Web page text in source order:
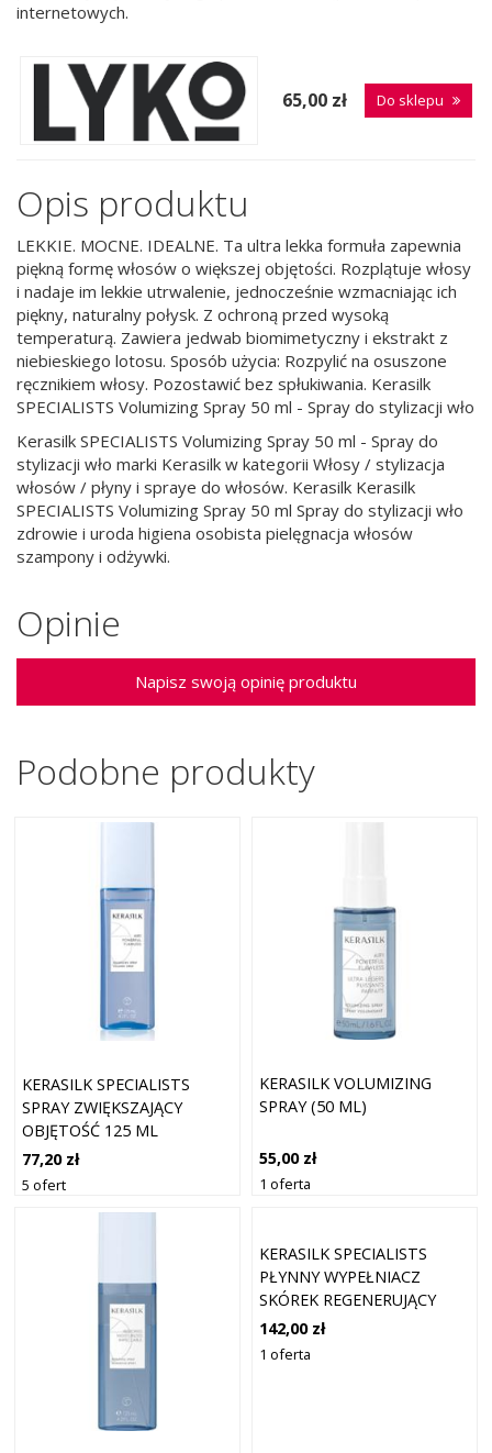
internetowych.
65,00 zł Do sklepu
Opis produktu
LEKKIE. MOCNE. IDEALNE. Ta ultra lekka formuła zapewnia
piękną formę włosów o większej objętości. Rozplątuje włosy
i nadaje im lekkie utrwalenie, jednocześnie wzmacniając ich
piękny, naturalny połysk. Z ochroną przed wysoką
temperaturą. Zawiera jedwab biomimetyczny i ekstrakt z
niebieskiego lotosu. Sposób użycia: Rozpylić na osuszone
ręcznikiem włosy. Pozostawić bez spłukiwania. Kerasilk
SPECIALISTS Volumizing Spray 50 ml - Spray do stylizacji wło
Kerasilk SPECIALISTS Volumizing Spray 50 ml - Spray do
stylizacji wło marki Kerasilk w kategorii Włosy / stylizacja
włosów / płyny i spraye do włosów. Kerasilk Kerasilk
SPECIALISTS Volumizing Spray 50 ml Spray do stylizacji wło
zdrowie i uroda higiena osobista pielęgnacja włosów
szampony i odżywki.
Opinie
Napisz swoją opinię produktu
Podobne produkty
KERASILK SPECIALISTS
SPRAY ZWIĘKSZAJĄCY
OBJĘTOŚĆ 125 ML
77,20 zł
5 ofert
KERASILK VOLUMIZING
SPRAY (50 ML)
55,00 zł
1 oferta
KERASILK SPECIALISTS
PŁYNNY WYPEŁNIACZ
SKÓREK REGENERUJĄCY
SPRAY DO WSZYSTKICH
RODZAJÓW WŁOSÓW 50 ML
142,00 zł
1 oferta